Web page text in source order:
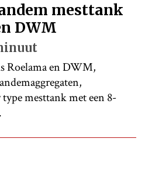
mesttank
DWM
Roelama en DWM,
mesttank met een 8-